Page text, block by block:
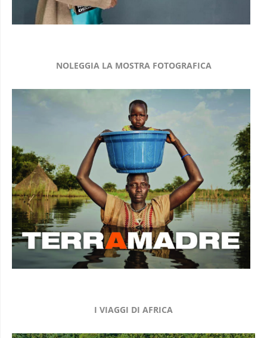
NOLEGGIA LA MOSTRA FOTOGRAFICA
I VIAGGI DI AFRICA